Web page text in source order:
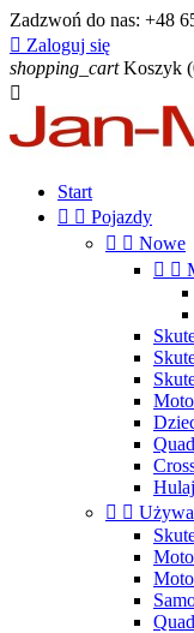
Zadzwoń do nas: +48
 Zaloguj się
shopping_cart Koszyk

Start
  Pojazdy
  Nowe
 
 